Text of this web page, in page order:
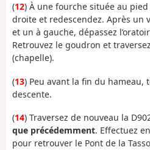
(12) À une fourche située au
droite et redescendez. Après un
et un à gauche, dépassez
Retrouvez le goudron et
(chapelle).
(13) Peu avant la fin du hameau,
descente.
(14) Traversez de nouveau la
que précédemment. Effectuez
pour retrouver le Pont de la